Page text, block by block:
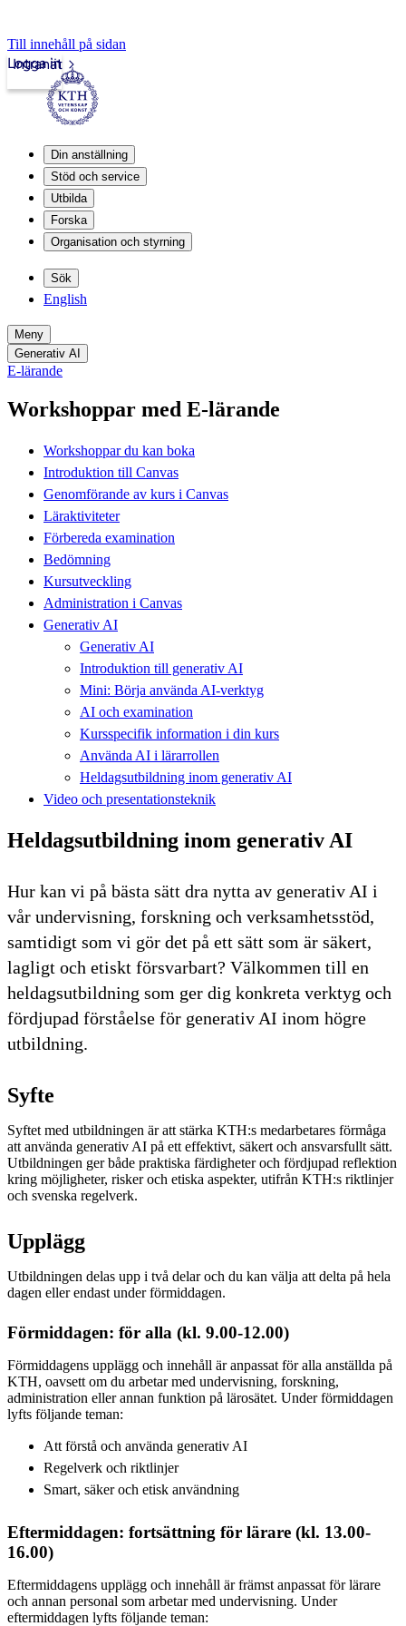
Till innehåll på sidan
Intranät
Logga in
Din anställning
Stöd och service
Utbilda
Forska
Organisation och styrning
Sök
English
Meny
Generativ AI
E-lärande
Workshoppar med E-lärande
Workshoppar du kan boka
Introduktion till Canvas
Genomförande av kurs i Canvas
Läraktiviteter
Förbereda examination
Bedömning
Kursutveckling
Administration i Canvas
Generativ AI
Generativ AI
Introduktion till generativ AI
Mini: Börja använda AI-verktyg
AI och examination
Kursspecifik information i din kurs
Använda AI i lärarrollen
Heldagsutbildning inom generativ AI
Video och presentationsteknik
Heldagsutbildning inom generativ AI
Hur kan vi på bästa sätt dra nytta av generativ AI i
vår undervisning, forskning och verksamhetsstöd,
samtidigt som vi gör det på ett sätt som är säkert,
lagligt och etiskt försvarbart? Välkommen till en
heldagsutbildning som ger dig konkreta verktyg och
fördjupad förståelse för generativ AI inom högre
utbildning.
Syfte
Syftet med utbildningen är att stärka KTH:s medarbetares förmåga
att använda generativ AI på ett effektivt, säkert och ansvarsfullt sätt.
Utbildningen ger både praktiska färdigheter och fördjupad reflektion
kring möjligheter, risker och etiska aspekter, utifrån KTH:s riktlinjer
och svenska regelverk.
Upplägg
Utbildningen delas upp i två delar och du kan välja att delta på hela
dagen eller endast under förmiddagen.
Förmiddagen: för alla (kl. 9.00-12.00)
Förmiddagens upplägg och innehåll är anpassat för alla anställda på
KTH, oavsett om du arbetar med undervisning, forskning,
administration eller annan funktion på lärosätet. Under förmiddagen
lyfts följande teman:
Att förstå och använda generativ AI
Regelverk och riktlinjer
Smart, säker och etisk användning
Eftermiddagen: fortsättning för lärare (kl. 13.00-
16.00)
Eftermiddagens upplägg och innehåll är främst anpassat för lärare
och annan personal som arbetar med undervisning. Under
eftermiddagen lyfts följande teman: